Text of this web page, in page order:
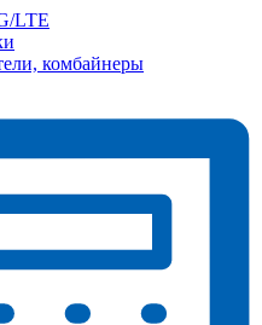
LTE
комбайнеры